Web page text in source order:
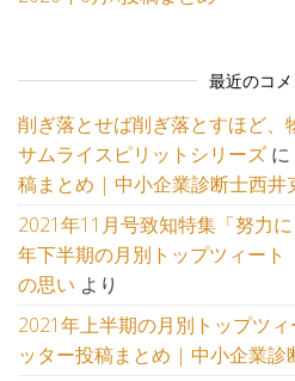
最近のコメ
削ぎ落とせば削ぎ落とすほど
サムライスピリットシリーズ に
稿まとめ | 中小企業診断士西井
2021年11月号致知特集「努力に
年下半期の月別トップツィー
の思い より
2021年上半期の月別トップツィ
ッター投稿まとめ | 中小企業診